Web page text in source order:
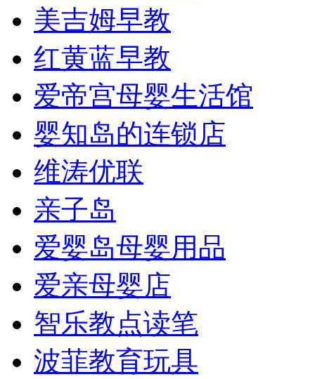
美吉姆早教
红黄蓝早教
爱帝宫母婴生活馆
婴知岛的连锁店
维涛优联
亲子岛
爱婴岛母婴用品
爱亲母婴店
智乐教点读笔
波菲教育玩具